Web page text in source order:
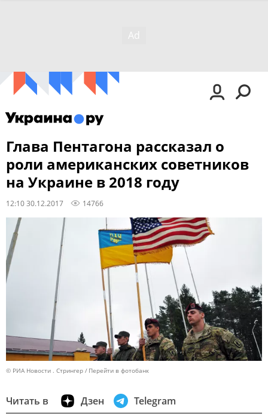
Глава Пентагона рассказал о
роли американских советников
на Украине в 2018 году
12:10 30.12.2017 14766
© РИА Новости . Стрингер Перейти в фотобанк
Читать в Дзен Telegram